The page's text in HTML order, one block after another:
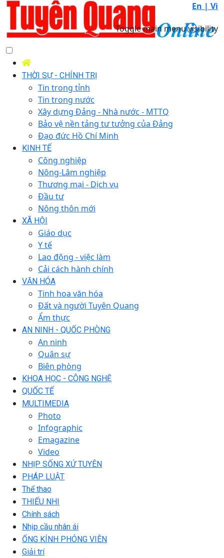
En | Vi
Toggle main menu visibility
THỜI SỰ - CHÍNH TRỊ
Tin trong tỉnh
Tin trong nước
Xây dựng Đảng - Nhà nước - MTTQ
Bảo vệ nền tảng tư tưởng của Đảng
Đạo đức Hồ Chí Minh
KINH TẾ
Công nghiệp
Nông-Lâm nghiệp
Thương mại - Dịch vụ
Đầu tư
Nông thôn mới
XÃ HỘI
Giáo dục
Y tế
Lao động - việc làm
Cải cách hành chính
VĂN HÓA
Tinh hoa văn hóa
Đất và người Tuyên Quang
Ẩm thực
AN NINH - QUỐC PHÒNG
An ninh
Quân sự
Biên phòng
KHOA HỌC - CÔNG NGHỆ
QUỐC TẾ
MULTIMEDIA
Photo
Infographic
Emagazine
Video
NHỊP SỐNG XỨ TUYÊN
PHÁP LUẬT
Thể thao
THIẾU NHI
Chính sách
Nhịp cầu nhân ái
ỐNG KÍNH PHÓNG VIÊN
Giải trí